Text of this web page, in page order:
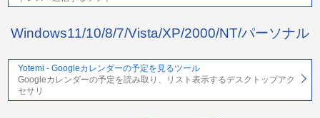
Windows11/10/8/7/Vista/XP/2000/NT/パーソナル
Yotemi - Googleカレンダーの予定を見るツール
Googleカレンダーの予定を読み取り、リスト表示するデスクトップアク
セサリ